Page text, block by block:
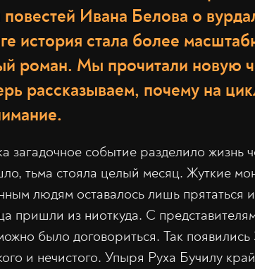
повестей Ивана Белова о
история стала более
роман. Мы прочитали новую
рассказываем, почему на
загадочное событие разделило жизнь
тьма стояла целый месяц. Жуткие
людям оставалось лишь прятаться
пришли из ниоткуда. С
было договориться. Так
и нечистого. Упыря Руха Бучилу